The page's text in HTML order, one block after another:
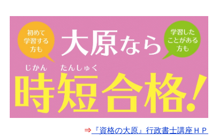
⇒ 『資格の大原』行政書士講座ＨＰ